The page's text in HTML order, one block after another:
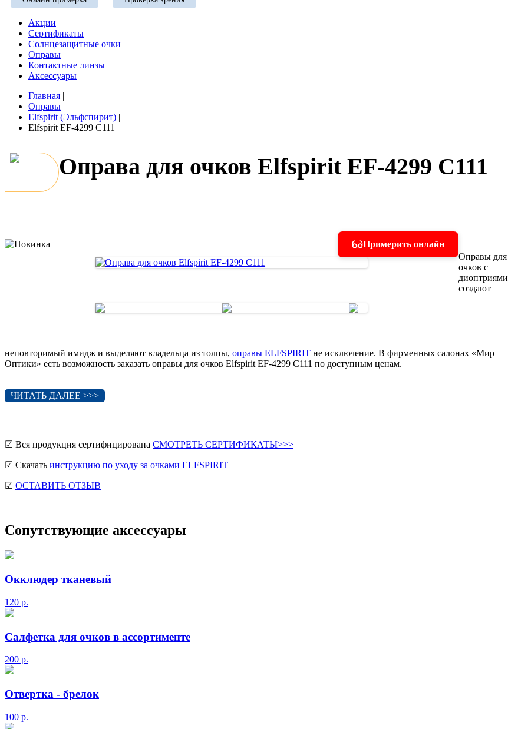
Акции
Сертификаты
Солнцезащитные очки
Оправы
Контактные линзы
Аксессуары
Главная |
Оправы |
Elfspirit (Эльфспирит) |
Elfspirit EF-4299 C111
Оправа для очков Elfspirit EF-4299 C111
Примерить онлайн
Оправы для
очков с
диоптриями
создают
неповторимый имидж и выделяют владельца из толпы, оправы ELFSPIRIT не исключение. В фирменных салонах «Мир
Оптики» есть возможность заказать оправы для очков Elfspirit EF-4299 C111 по доступным ценам.
ЧИТАТЬ ДАЛЕЕ >>>
☑ Вся продукция сертифицирована СМОТРЕТЬ СЕРТИФИКАТЫ>>>
☑ Скачать инструкцию по уходу за очками ELFSPIRIT
☑ ОСТАВИТЬ ОТЗЫВ
Сопутствующие аксессуары
Окклюдер тканевый
120 р.
Салфетка для очков в ассортименте
200 р.
Отвертка - брелок
100 р.